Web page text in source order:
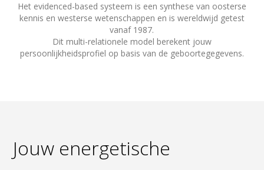
Het evidenced-based systeem is een synthese van oosterse
kennis en westerse wetenschappen en is wereldwijd getest
vanaf 1987.
Dit multi-relationele model berekent jouw
persoonlijkheidsprofiel op basis van de geboortegegevens.
Jouw energetische